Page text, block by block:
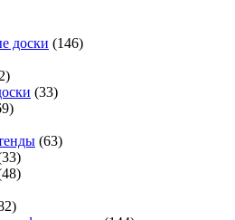
доски (146)
(33)
(63)